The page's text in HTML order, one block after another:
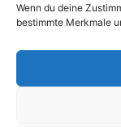
Wenn du deine
bestimmte Merkmale